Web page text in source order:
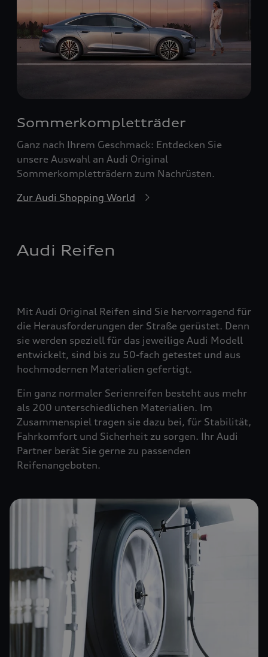
Sommerkompletträder
Ganz nach Ihrem Geschmack: Entdecken Sie
unsere Auswahl an Audi Original
Sommerkompletträdern zum Nachrüsten.
Zur Audi Shopping World
Audi Reifen
Mit Audi Original Reifen sind Sie hervorragend für
die Herausforderungen der Straße gerüstet. Denn
sie werden speziell für das jeweilige Audi Modell
entwickelt, sind bis zu 50-fach getestet und aus
hochmodernen Materialien gefertigt.
Ein ganz normaler Serienreifen besteht aus mehr
als 200 unterschiedlichen Materialien. Im
Zusammenspiel tragen sie dazu bei, für Stabilität,
Fahrkomfort und Sicherheit zu sorgen. Ihr Audi
Partner berät Sie gerne zu passenden
Reifenangeboten.